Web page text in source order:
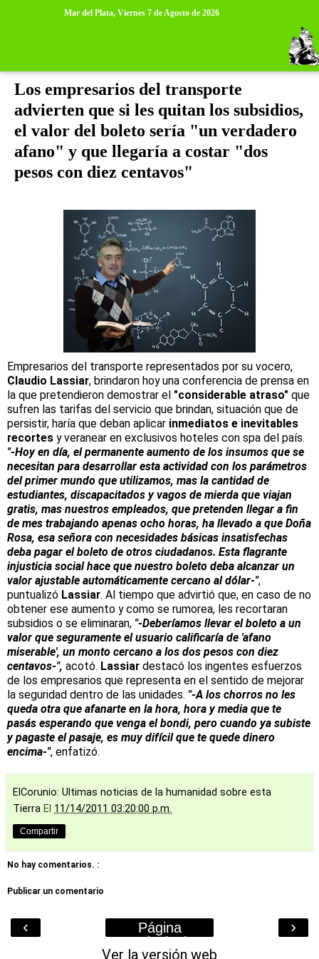
Mar del Plata, Viernes 7 de Agosto de 2026
Los empresarios del transporte
advierten que si les quitan los subsidios,
el valor del boleto sería "un verdadero
afano" y que llegaría a costar "dos
pesos con diez centavos"
Empresarios del transporte representados por su vocero,
Claudio Lassiar, brindaron hoy una conferencia de prensa en
la que pretendieron demostrar el "considerable atraso" que
sufren las tarifas del servicio que brindan, situación que de
persistir, haría que deban aplicar inmediatos e inevitables
recortes y veranear en exclusivos hoteles con spa del país.
"-Hoy en día, el permanente aumento de los insumos que se
necesitan para desarrollar esta actividad con los parámetros
del primer mundo que utilizamos, mas la cantidad de
estudiantes, discapacitados y vagos de mierda que viajan
gratis, mas nuestros empleados, que pretenden llegar a fin
de mes trabajando apenas ocho horas, ha llevado a que Doña
Rosa, esa señora con necesidades básicas insatisfechas
deba pagar el boleto de otros ciudadanos. Esta flagrante
injusticia social hace que nuestro boleto deba alcanzar un
valor ajustable automáticamente cercano al dólar-",
puntualizó Lassiar. Al tiempo que advirtió que, en caso de no
obtener ese aumento y como se rumorea, les recortaran
subsidios o se eliminaran, "-Deberíamos llevar el boleto a un
valor que seguramente el usuario calificaría de 'afano
miserable', un monto cercano a los dos pesos con diez
centavos-", acotó. Lassiar destacó los ingentes esfuerzos
de los empresarios que representa en el sentido de mejorar
la seguridad dentro de las unidades. "-A los chorros no les
queda otra que afanarte en la hora, hora y media que te
pasás esperando que venga el bondi, pero cuando ya subiste
y pagaste el pasaje, es muy difícil que te quede dinero
encima-", enfatizó.
ElCorunio: Ultimas noticias de la humanidad sobre esta
Tierra El 11/14/2011 03:20:00 p.m.
Compartir
No hay comentarios. :
Publicar un comentario
‹ ›
Página
Principal
Ver la versión web